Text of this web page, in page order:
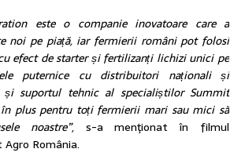
este o companie inovatoare care a
noi pe piață, iar fermierii români pot folosi
efect de starter și fertilizanți lichizi unici pe
puternice cu distribuitori naționali și
și suportul tehnic al specialiștilor Summit
plus pentru toți fermierii mari sau mici să
noastre”, s-a menţionat în filmul
România.